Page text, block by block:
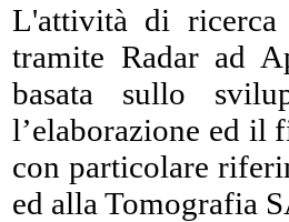
L'attività di ricerca
tramite Radar ad
basata sullo
l’elaborazione ed il
con particolare
ed alla Tomografia